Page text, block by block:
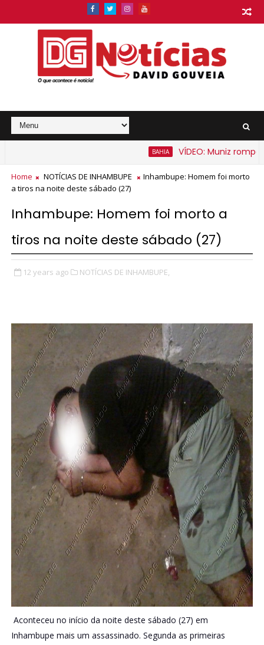
VÍDEO: Muniz rompe
Home NOTÍCIAS DE INHAMBUPE
Inhambupe: Homem foi morto
a tiros na noite deste sábado (27)
Inhambupe: Homem foi morto a
tiros na noite deste sábado (27)
12 years ago NOTÍCIAS DE INHAMBUPE,
Aconteceu no início da noite deste sábado (27) em
Inhambupe mais um assassinado. Segunda as primeiras